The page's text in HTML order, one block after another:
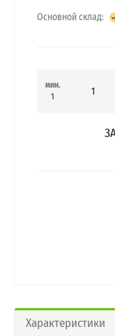
Основной склад:
мин.
1
Характеристики